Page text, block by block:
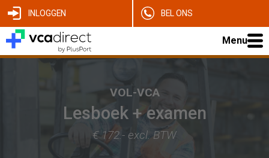
INLOGGEN BEL ONS
Menu
VOL-VCA
Lesboek + examen
€ 172.- excl. BTW